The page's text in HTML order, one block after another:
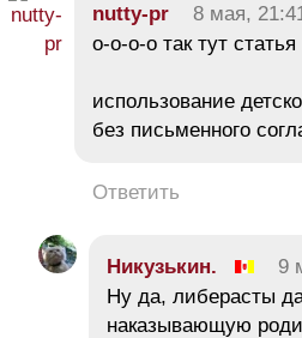
nutty-pr 8 мая,
о-о-о-о так тут
использование
без письменного
Ответить
Никузькин. 9
Ну да, либерасты
наказывающую